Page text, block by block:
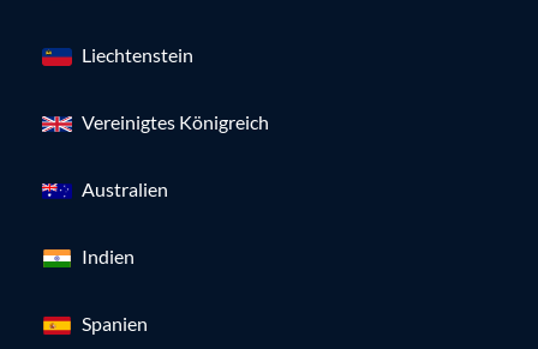
Liechtenstein
Vereinigtes Königreich
Australien
Indien
Spanien